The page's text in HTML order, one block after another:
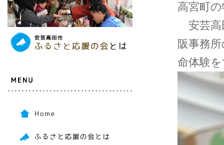
高宮町
安芸高
阪事務
命体験